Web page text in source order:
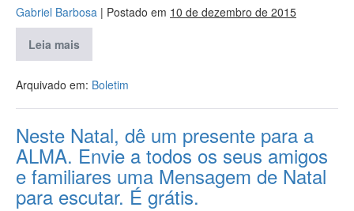
Gabriel Barbosa | Postado em 10 de dezembro de 2015
Leia mais
Arquivado em: Boletim
Neste Natal, dê um presente para a
ALMA. Envie a todos os seus amigos
e familiares uma Mensagem de Natal
para escutar. É grátis.